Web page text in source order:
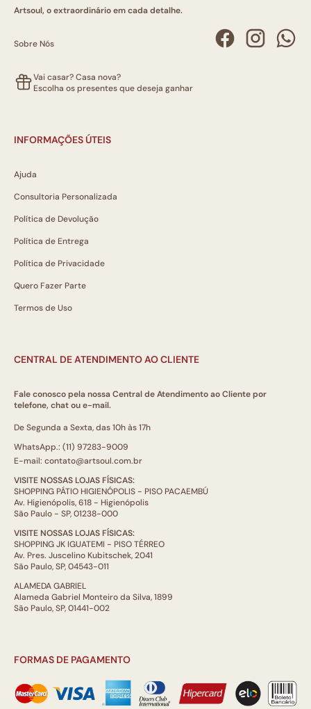
Artsoul, o extraordinário em cada detalhe.
Sobre Nós
Vai casar? Casa nova?
Escolha os presentes que deseja ganhar
INFORMAÇÕES ÚTEIS
Ajuda
Consultoria Personalizada
Política de Devolução
Política de Entrega
Política de Privacidade
Quero Fazer Parte
Termos de Uso
CENTRAL DE ATENDIMENTO AO CLIENTE
Fale conosco pela nossa Central de Atendimento ao Cliente por
telefone, chat ou e-mail.
De Segunda a Sexta, das 10h às 17h
WhatsApp.: (11) 97283-9009
E-mail: contato@artsoul.com.br
VISITE NOSSAS LOJAS FÍSICAS:
SHOPPING PÁTIO HIGIENÓPOLIS - PISO PACAEMBÚ
Av. Higienópolis, 618 - Higienópolis
São Paulo - SP, 01238-000
VISITE NOSSAS LOJAS FÍSICAS:
SHOPPING JK IGUATEMI - PISO TÉRREO
Av. Pres. Juscelino Kubitschek, 2041
São Paulo, SP, 04543-011
ALAMEDA GABRIEL
Alameda Gabriel Monteiro da Silva, 1899
São Paulo, SP, 01441-002
FORMAS DE PAGAMENTO